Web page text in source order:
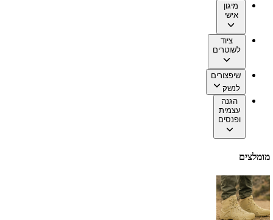
מיגון
אישי
ציוד
לשוטרים
שיפצורים
לנשק
הגנה
עצמית
ופנסים
מומלצים